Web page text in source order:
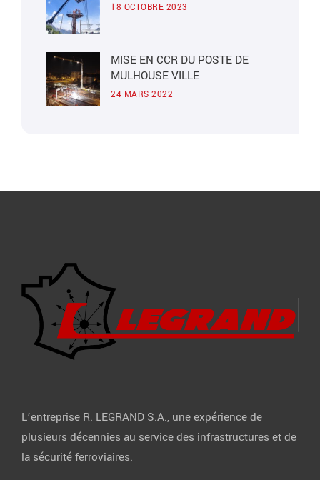
18 OCTOBRE 2023
MISE EN CCR DU POSTE DE
MULHOUSE VILLE
24 MARS 2022
L’entreprise R. LEGRAND S.A., une expérience de
plusieurs décennies au service des infrastructures et de
la sécurité ferroviaires.